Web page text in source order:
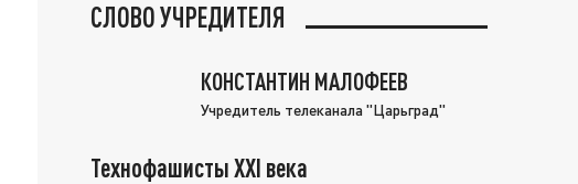
СЛОВО УЧРЕДИТЕЛЯ
КОНСТАНТИН МАЛОФЕЕВ
Учредитель телеканала "Царьград"
Технофашисты XXI века